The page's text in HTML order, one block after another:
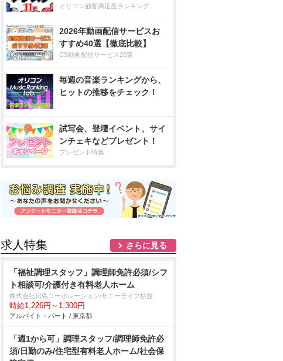
オリコン顧客満足度ランキング
2026年動画配信サービスお
すすめ40選【徹底比較】
CS動画配信サービス20選
毎週の音楽ランキングから、
ヒットの推移をチェック！
試写会、登壇イベント、サイ
ンチェキなどプレゼント！
プレゼント特集
求人特集 さらに見る
「福祉調理スタッフ」調理師免許必須/シフ
ト相談可/介護付き有料老人ホーム
株式会社川島コーポレーション/サニーライフ杉並
時給1,226円～1,300円
アルバイト・パート / 東京都
「週1から可」調理スタッフ/調理師免許必
須/日勤のみ/住宅型有料老人ホーム/社会保